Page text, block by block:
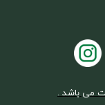
می باشد .